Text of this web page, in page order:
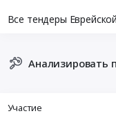
Все тендеры
Анализировать
Участие